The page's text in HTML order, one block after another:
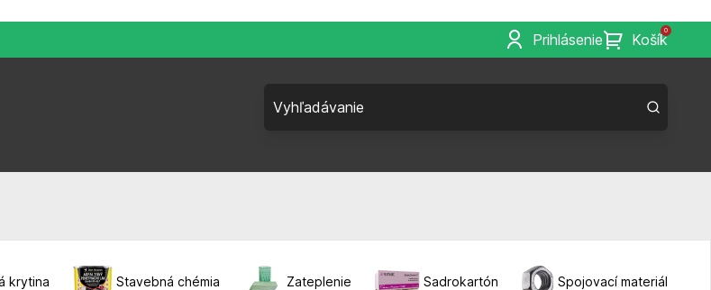
Prihlásenie
0
Košík
krytina Stavebná chémia Zateplenie Sadrokartón Spojovací materiál